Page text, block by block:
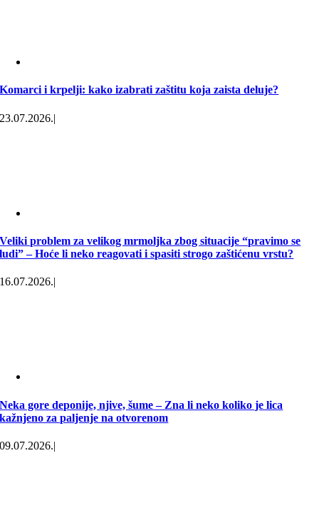
Komarci i krpelji: kako izabrati zaštitu koja zaista deluje?
23.07.2026.|
Veliki problem za velikog mrmoljka zbog situacije “pravimo se
ludi” – Hoće li neko reagovati i spasiti strogo zaštićenu vrstu?
16.07.2026.|
Neka gore deponije, njive, šume – Zna li neko koliko je lica
kažnjeno za paljenje na otvorenom
09.07.2026.|